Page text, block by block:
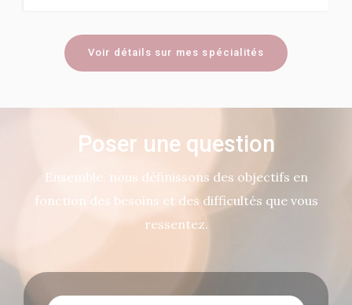
Voir détails sur mes spécialités
Poser une question
Ensemble, nous définissons des objectifs en
fonction des besoins et des difficultés que vous
ressentez.